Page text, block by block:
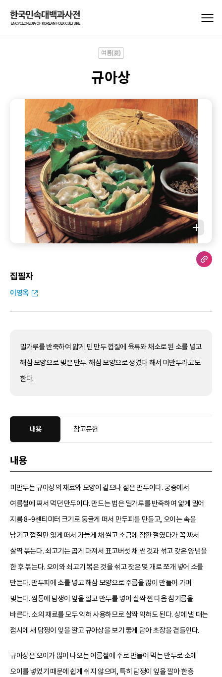
여름(夏)
규아상
집필자
이영옥
밀가루를 반죽하여 얇게 민 만두 껍질에 육류와 채소로 된 소를 넣고
해삼 모양으로 빚은 만두. 해삼 모양으로 생겼다 해서 미만두라고도
한다.
내용 참고문헌
내용
미만두는 규아상의 재료와 모양이 같으나 삶은 만두이다. 궁중에서
여름철에 쪄서 먹던 만두이다. 만드는 법은 밀가루를 반죽하여 얇게 밀어
지름 8~9센티미터 크기로 둥글게 떠서 만두피를 만들고, 오이는 속을
남기고 껍질만 얇게 떠서 가늘게 채 썰고 소금에 잠깐 절였다가 꼭 짜서
살짝 볶는다. 쇠고기는 곱게 다져서 표고버섯 채 썬 것과 섞고 갖은 양념을
한 후 볶는다. 오이와 쇠고기 볶은 것을 섞고 잣은 몇 개로 쪼개 넣어 소를
만든다. 만두피에 소를 넣고 해삼 모양으로 주름을 많이 만들어 가며
빚는다. 찜통에 담쟁이 잎을 깔고 만두를 넣어 살짝 찐 다음 참기름을
바른다. 소의 재료를 모두 익혀 사용하므로 살짝 익혀도 된다. 상에 낼 때는
접시에 새 담쟁이 잎을 깔고 규아상을 보기 좋게 담아 초장을 곁들인다.
규아상은 오이가 많이 나오는 여름철에 주로 만들어 먹는 만두로 소에
오이를 넣었기 때문에 쉽게 쉬지 않으며, 특히 담쟁이 잎을 깔아 한층